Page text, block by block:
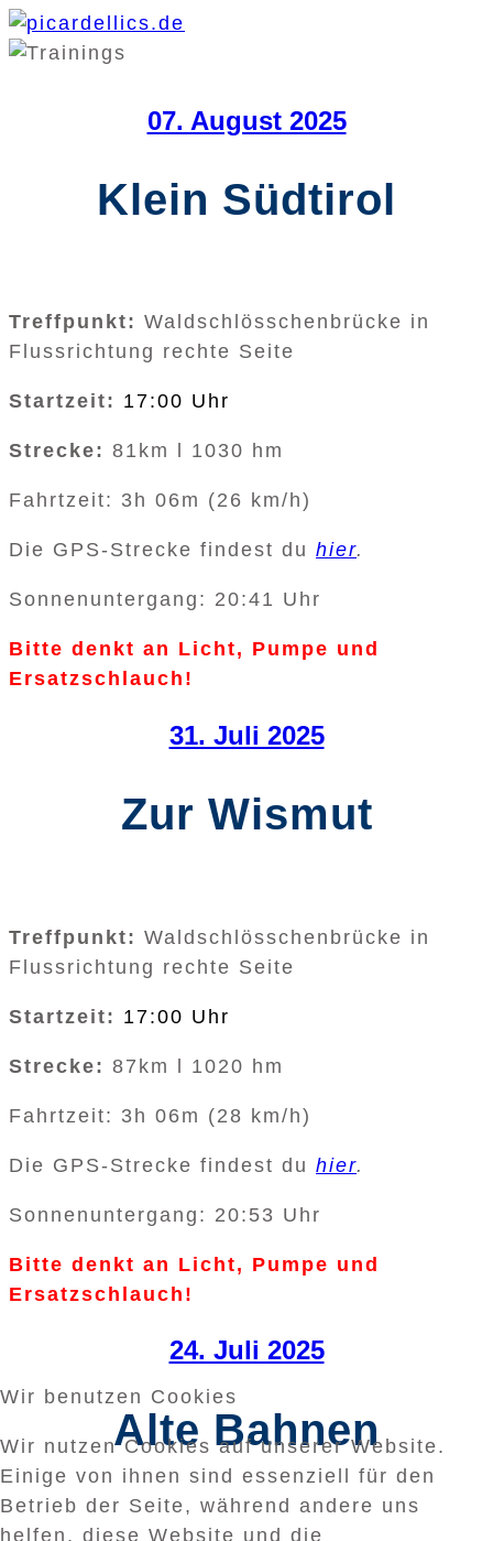
07. August 2025
Klein Südtirol
Treffpunkt: Waldschlösschenbrücke in
Flussrichtung rechte Seite
Startzeit: 17:00 Uhr
Strecke: 81km l 1030 hm
Fahrtzeit: 3h 06m (26 km/h)
Die GPS-Strecke findest du hier.
Sonnenuntergang: 20:41 Uhr
Bitte denkt an Licht, Pumpe und
Ersatzschlauch!
31. Juli 2025
Zur Wismut
Treffpunkt: Waldschlösschenbrücke in
Flussrichtung rechte Seite
Startzeit: 17:00 Uhr
Strecke: 87km l 1020 hm
Fahrtzeit: 3h 06m (28 km/h)
Die GPS-Strecke findest du hier.
Sonnenuntergang: 20:53 Uhr
Bitte denkt an Licht, Pumpe und
Ersatzschlauch!
24. Juli 2025
Alte Bahnen
Wir benutzen Cookies
Wir nutzen Cookies auf unserer Website.
Einige von ihnen sind essenziell für den
Betrieb der Seite, während andere uns
helfen, diese Website und die